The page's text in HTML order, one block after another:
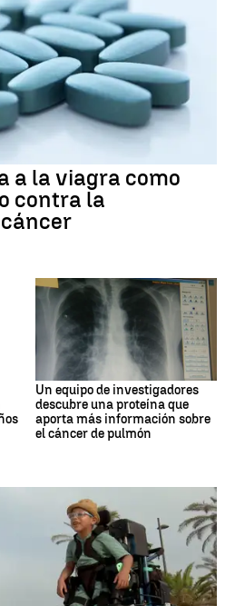
a la viagra como
contra la
Un equipo de investigadores
descubre una proteína que
aporta más información sobre
el cáncer de pulmón